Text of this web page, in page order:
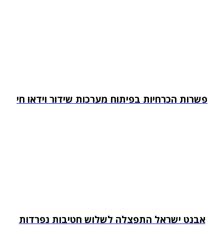
פשרות הכרחיות בפיתוח מערכות שידור וידאו חי
אבנט ישראל התפצלה לשלוש חטיבות נפרדות